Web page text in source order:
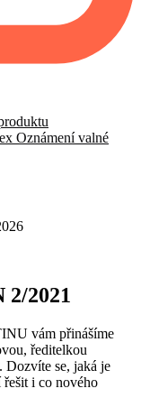
Oznámení valné
2021
vám přinášíme
ředitelkou
Dozvíte se, jaká je
řešit i co nového